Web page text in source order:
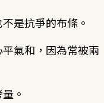
是抗爭的布條。
氣和，因為常被兩
。